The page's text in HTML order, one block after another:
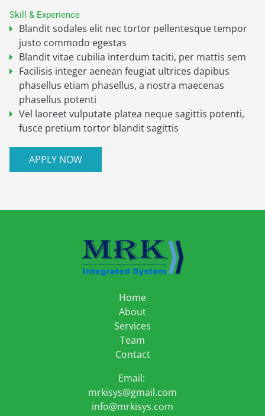
Skill & Experience
Blandit sodales elit nec tortor pellentesque tempor
justo commodo egestas
Blandit vitae cubilia interdum taciti, per mattis sem
Facilisis integer aenean feugiat ultrices dapibus
phasellus etiam phasellus, a nostra maecenas
phasellus potenti
Vel laoreet vulputate platea neque sagittis potenti,
fusce pretium tortor blandit sagittis
APPLY NOW
Home
About
Services
Team
Contact
Email:
mrkisys@gmail.com
info@mrkisys.com